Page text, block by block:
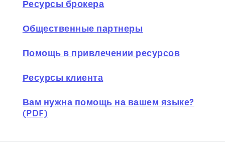
Ресурсы брокера
Общественные партнеры
Помощь в привлечении ресурсов
Ресурсы клиента
Вам нужна помощь на вашем языке?
(PDF)